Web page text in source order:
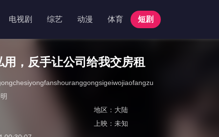
电视剧 综艺 动漫 体育 短剧
用，反手让公司给我交房租
地区： 大陆
上映：未知